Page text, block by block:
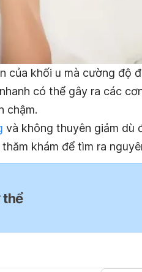
của khối u mà cường độ
có thể gây ra các
chậm.
và không thuyên giảm dù
khám để tìm ra
thể